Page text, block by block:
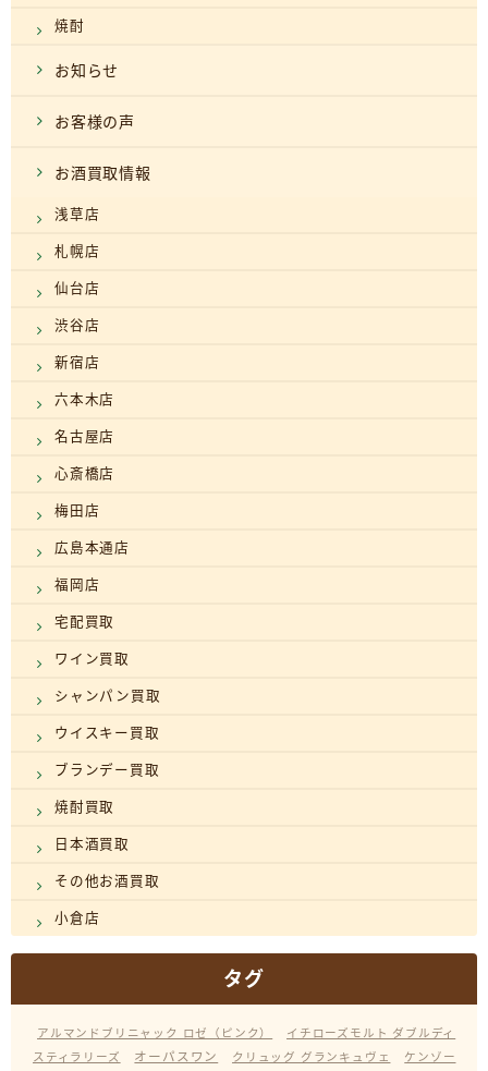
焼酎
お知らせ
お客様の声
お酒買取情報
浅草店
札幌店
仙台店
渋谷店
新宿店
六本木店
名古屋店
心斎橋店
梅田店
広島本通店
福岡店
宅配買取
ワイン買取
シャンパン買取
ウイスキー買取
ブランデー買取
焼酎買取
日本酒買取
その他お酒買取
小倉店
タグ
アルマンドブリニャック ロゼ（ピンク）
イチローズモルト ダブルディ
スティラリーズ
オーパスワン クリュッグ グランキュヴェ
ケンゾー